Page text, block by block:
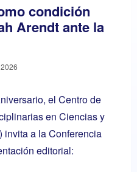
condición
Arendt ante la
el Centro de
en Ciencias y
invita a la Conferencia
editorial: